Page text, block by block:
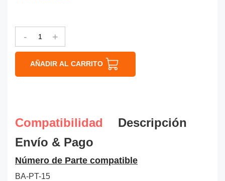
- +
AÑADIR AL CARRITO
Compatibilidad
Descripción
Envío & Pago
Número de Parte compatible
BA-PT-15